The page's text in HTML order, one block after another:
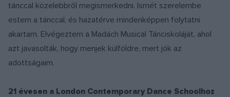
tánccal közelebbről megismerkedni. Ismét szerelembe
estem a tánccal, és hazatérve mindenképpen folytatni
akartam. Elvégeztem a Madách Musical Tánciskoláját, ahol
azt javasolták, hogy menjek külföldre, mert jók az
adottságaim.
21 évesen a London Contemporary Dance Schoolhoz